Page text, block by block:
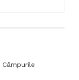
Câmpurile